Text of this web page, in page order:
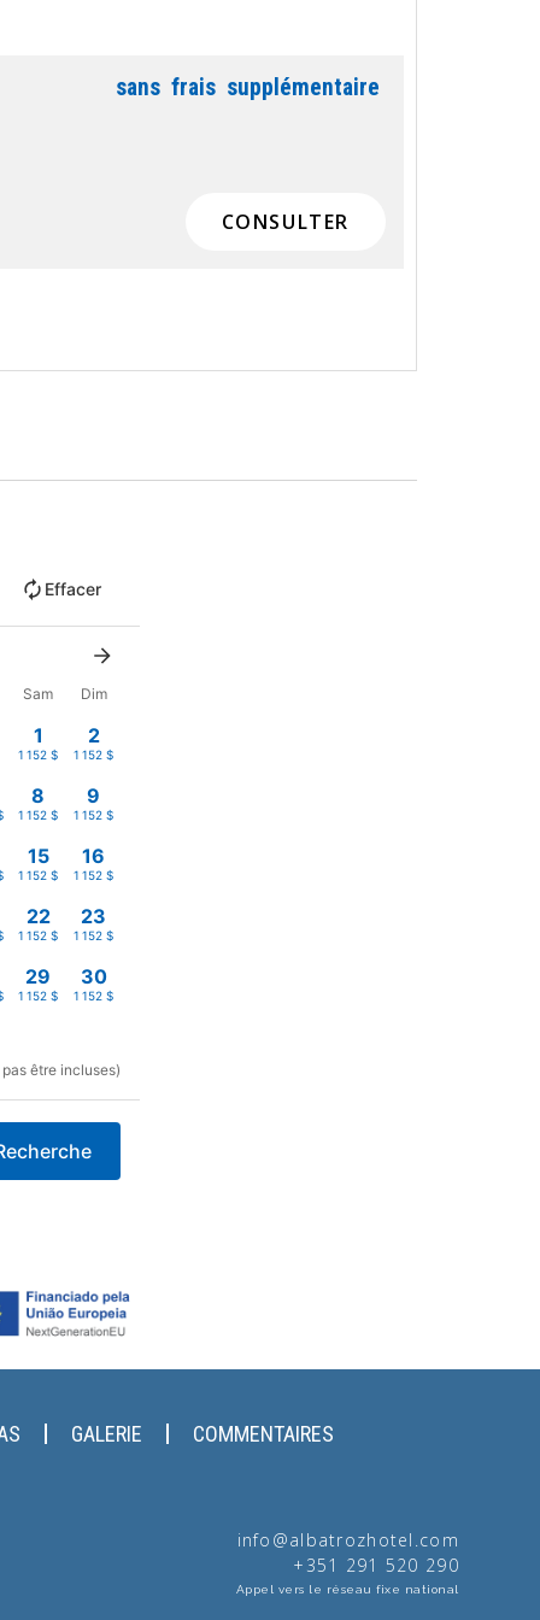
sans frais supplémentaire
CONSULTER
Effacer
Sam Dim
1
1 152 $
2
1 152 $
8
1 152 $
9
1 152 $
15
1 152 $
16
1 152 $
22
1 152 $
23
1 152 $
29
1 152 $
30
1 152 $
être incluses)
GALERIE COMMENTAIRES
info@albatrozhotel.com
+351 291 520 290
Appel vers le réseau fixe national